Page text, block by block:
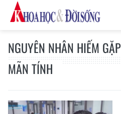
NGUYÊN NHÂN HIẾM
MÃN TÍNH